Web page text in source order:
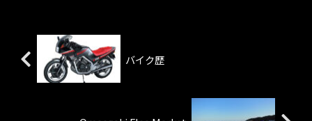
バイク歴